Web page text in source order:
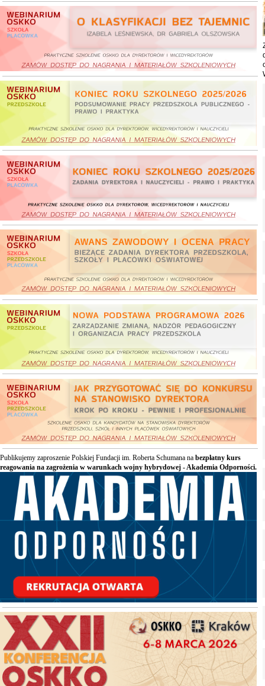
Publikujemy zaproszenie Polskiej Fundacji im. Roberta Schumana na bezpłatny kurs
reagowania na zagrożenia w warunkach wojny hybrydowej - Akademia Odporności.